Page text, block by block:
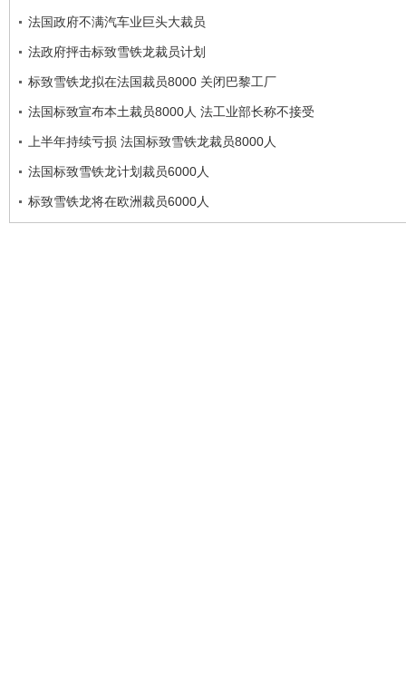
法国政府不满汽车业巨头大裁员
法政府抨击标致雪铁龙裁员计划
标致雪铁龙拟在法国裁员8000 关闭巴黎工厂
法国标致宣布本土裁员8000人 法工业部长称不接受
上半年持续亏损 法国标致雪铁龙裁员8000人
法国标致雪铁龙计划裁员6000人
标致雪铁龙将在欧洲裁员6000人